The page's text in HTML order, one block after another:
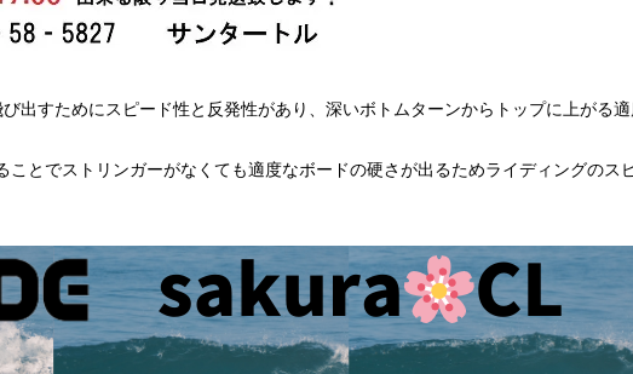
出すためにスピード性と反発性があり、深いボトムターンからトップに上がる
ことでストリンガーがなくても適度なボードの硬さが出るためライディングのス